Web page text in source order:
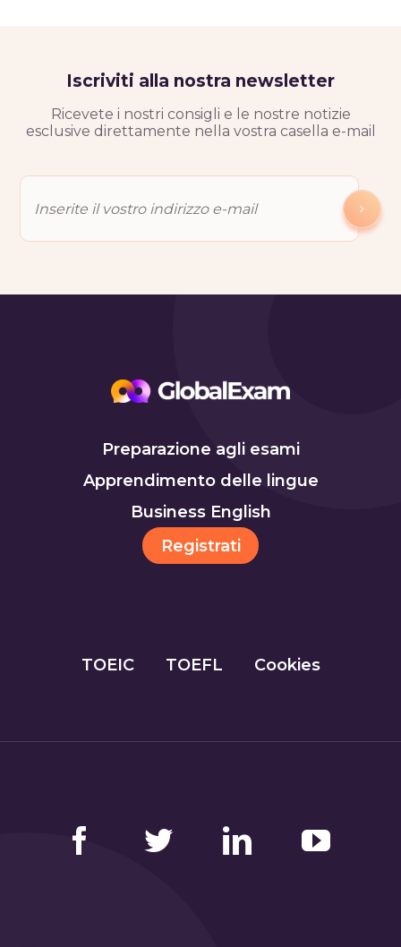
Iscriviti alla nostra newsletter
Ricevete i nostri consigli e le nostre notizie
esclusive direttamente nella vostra casella e-mail
Preparazione agli esami
Apprendimento delle lingue
Business English
Registrati
TOEIC TOEFL Cookies